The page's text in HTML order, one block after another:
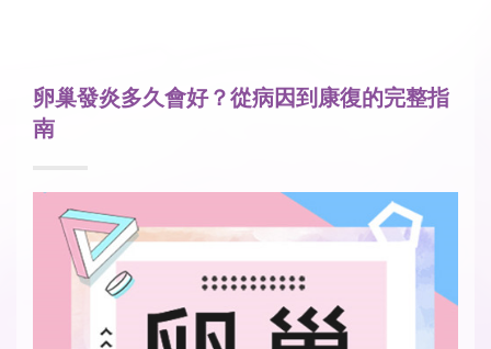
卵巢發炎多久會好？從病因到康復的完整指
南